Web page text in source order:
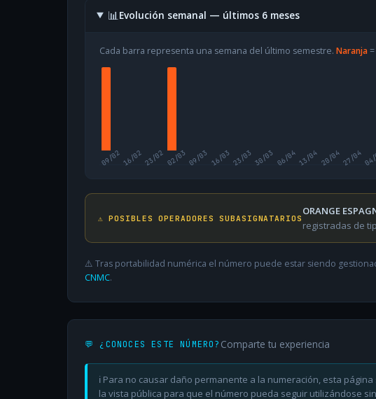
📊Evolución semanal — últimos 6 meses
Cada barra representa una semana del último semestre. Naranja
09/0216/0223/02 02/03 09/03 16/03 23/03 30/03 06/0413/04 20/0427/04
⚠️ POSIBLES OPERADORES SUBASIGNATARIOS
ORANGE
registradas de
⚠️ Tras portabilidad numérica el número puede estar siendo
CNMC.
💬 ¿CONOCES ESTE NÚMERO? Comparte tu experiencia
ℹ️ Para no causar daño permanente a la numeración, esta
la vista pública para que el número pueda seguir utilizándose